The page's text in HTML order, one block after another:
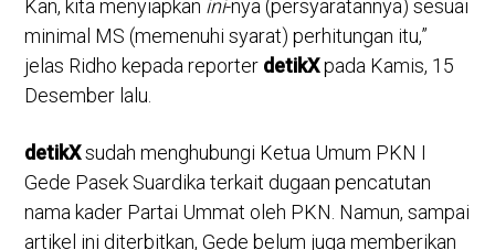
Kan, kita menyiapkan ini-nya (persyaratannya) sesuai
minimal MS (memenuhi syarat) perhitungan itu,”
jelas Ridho kepada reporter detikXpada Kamis, 15
Desember lalu.
detikXsudah menghubungi Ketua Umum PKN I
Gede Pasek Suardika terkait dugaan pencatutan
nama kader Partai Ummat oleh PKN. Namun, sampai
artikel ini diterbitkan, Gede belum juga memberikan